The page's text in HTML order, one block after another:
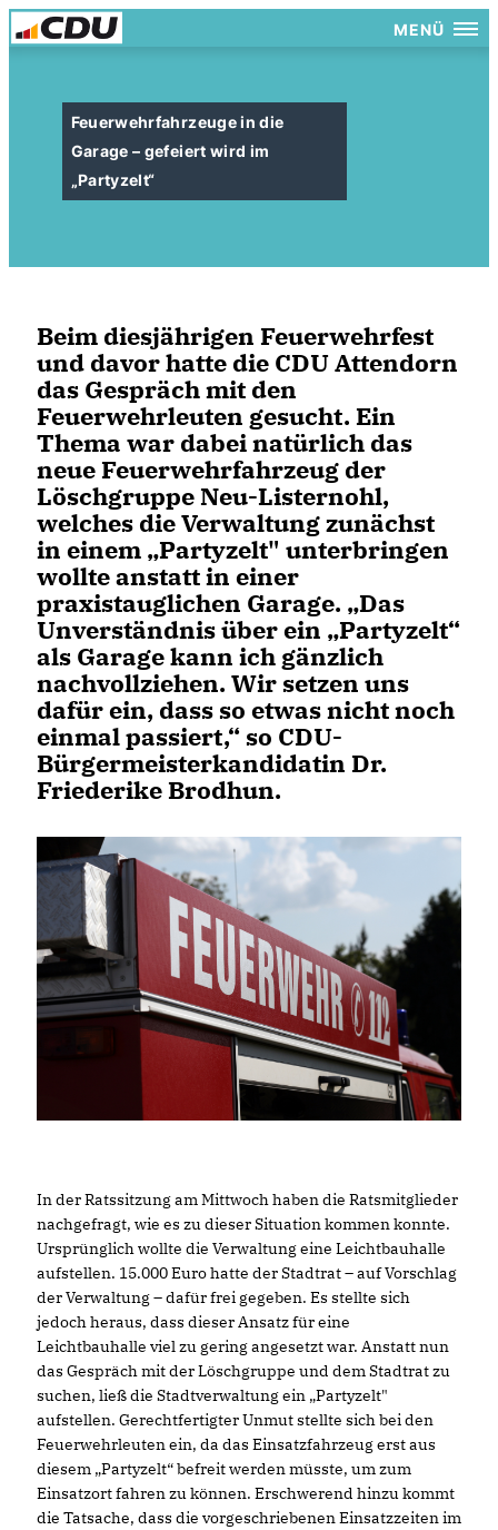
MENÜ
Feuerwehrfahrzeuge in die
Garage – gefeiert wird im
Partyzelt“
Beim diesjährigen Feuerwehrfest
und davor hatte die CDU Attendorn
das Gespräch mit den
Feuerwehrleuten gesucht. Ein
Thema war dabei natürlich das
neue Feuerwehrfahrzeug der
Löschgruppe Neu-Listernohl,
welches die Verwaltung zunächst
in einem „Partyzelt" unterbringen
wollte anstatt in einer
praxistauglichen Garage. „Das
Unverständnis über ein „Partyzelt“
als Garage kann ich gänzlich
nachvollziehen. Wir setzen uns
dafür ein, dass so etwas nicht noch
einmal passiert,“ so CDU-
Bürgermeisterkandidatin Dr.
Friederike Brodhun.
In der Ratssitzung am Mittwoch haben die Ratsmitglieder
nachgefragt, wie es zu dieser Situation kommen konnte.
Ursprünglich wollte die Verwaltung eine Leichtbauhalle
aufstellen. 15.000 Euro hatte der Stadtrat – auf Vorschlag
der Verwaltung – dafür frei gegeben. Es stellte sich
jedoch heraus, dass dieser Ansatz für eine
Leichtbauhalle viel zu gering angesetzt war. Anstatt nun
das Gespräch mit der Löschgruppe und dem Stadtrat zu
suchen, ließ die Stadtverwaltung ein „Partyzelt"
aufstellen. Gerechtfertigter Unmut stellte sich bei den
Feuerwehrleuten ein, da das Einsatzfahrzeug erst aus
diesem „Partyzelt“ befreit werden müsste, um zum
Einsatzort fahren zu können. Erschwerend hinzu kommt
die Tatsache, dass die vorgeschriebenen Einsatzzeiten im